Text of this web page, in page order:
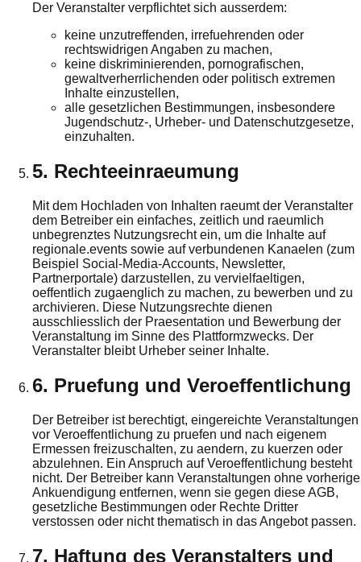
Der Veranstalter verpflichtet sich ausserdem:
keine unzutreffenden, irrefuehrenden oder
rechtswidrigen Angaben zu machen,
keine diskriminierenden, pornografischen,
gewaltverherrlichenden oder politisch extremen
Inhalte einzustellen,
alle gesetzlichen Bestimmungen, insbesondere
Jugendschutz-, Urheber- und Datenschutzgesetze,
einzuhalten.
5. Rechteeinraeumung
Mit dem Hochladen von Inhalten raeumt der Veranstalter
dem Betreiber ein einfaches, zeitlich und raeumlich
unbegrenztes Nutzungsrecht ein, um die Inhalte auf
regionale.events sowie auf verbundenen Kanaelen (zum
Beispiel Social-Media-Accounts, Newsletter,
Partnerportale) darzustellen, zu vervielfaeltigen,
oeffentlich zugaenglich zu machen, zu bewerben und zu
archivieren. Diese Nutzungsrechte dienen
ausschliesslich der Praesentation und Bewerbung der
Veranstaltung im Sinne des Plattformzwecks. Der
Veranstalter bleibt Urheber seiner Inhalte.
6. Pruefung und Veroeffentlichung
Der Betreiber ist berechtigt, eingereichte Veranstaltungen
vor Veroeffentlichung zu pruefen und nach eigenem
Ermessen freizuschalten, zu aendern, zu kuerzen oder
abzulehnen. Ein Anspruch auf Veroeffentlichung besteht
nicht. Der Betreiber kann Veranstaltungen ohne vorherige
Ankuendigung entfernen, wenn sie gegen diese AGB,
gesetzliche Bestimmungen oder Rechte Dritter
verstossen oder nicht thematisch in das Angebot passen.
7. Haftung des Veranstalters und